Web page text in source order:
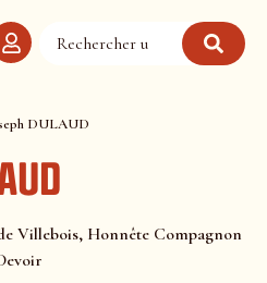
DULAUD
Villebois, Honnête Compagnon